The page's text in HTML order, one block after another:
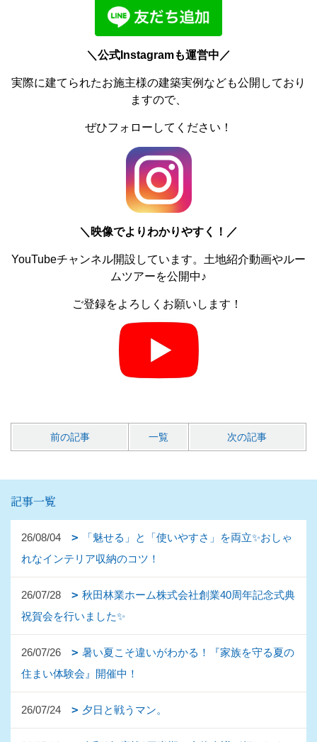
＼公式Instagramも運営中／
実際に建てられたお施主様の建築実例なども公開しており
ますので、
ぜひフォローしてください！
＼ 映像でよりわかりやすく！／
YouTubeチャンネル開設しています。土地紹介動画やルー
ムツアーを公開中♪
ご登録をよろしくお願いします！
前の記事 一覧 次の記事
記事一覧
26/08/04
「魅せる」と「使いやすさ」を両立✨おしゃ
れなインテリア収納のコツ！
26/07/28
秋田林業ホーム株式会社創業40周年記念式典
祝賀会を行いました✨
26/07/26
暑い夏こそ違いがわかる！『家族を守る夏の
住まい体験会』開催中！
26/07/24 夕日と戦うマン。